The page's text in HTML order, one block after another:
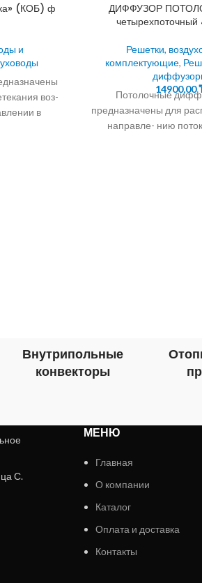
(КОБ) ф
и
воз-
в
ДИФФУЗОР
Решетки,
комплектующие,
14900,00
Потолочные
предназначены для
направле- нию
Внутрипольные
конвекторы
С.
МЕНЮ
Главная
О компании
Каталог
Оплата и доставка
Контакты